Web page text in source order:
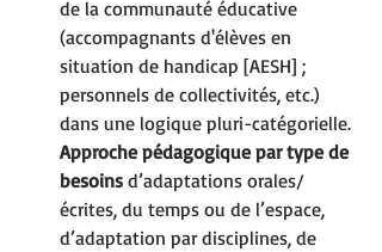
de la communauté éducative
(accompagnants d'élèves en
situation de handicap [AESH] ;
personnels de collectivités, etc.)
dans une logique pluri-catégorielle.
Approche pédagogique par type de
besoins d’adaptations orales/
écrites, du temps ou de l’espace,
d’adaptation par disciplines, de